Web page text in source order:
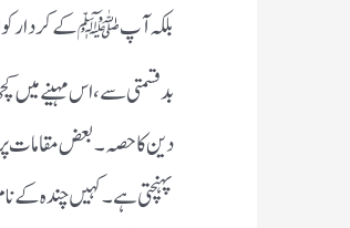
بلکہ آپ ﷺ کے کردار کو
بدقسمتی سے، اس مہینے
دین کا حصہ۔ بعض مقامات پر
پہنچتی ہے۔ کہیں چندہ کے